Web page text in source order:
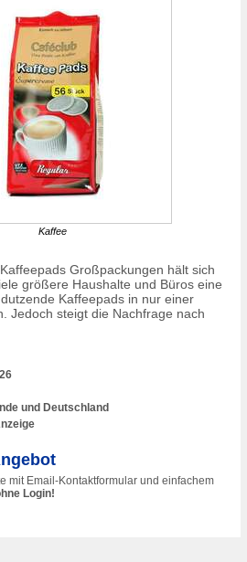
Kaffee
Großpackungen hält sich
größere Haushalte und Büros eine
Kaffeepads in nur einer
Jedoch steigt die Nachfrage nach
und Deutschland
mit Email-Kontaktformular und einfachem
Login!